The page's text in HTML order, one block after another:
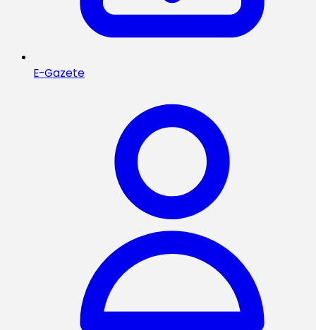
E-Gazete